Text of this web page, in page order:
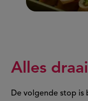
Alles
De volgende stop is